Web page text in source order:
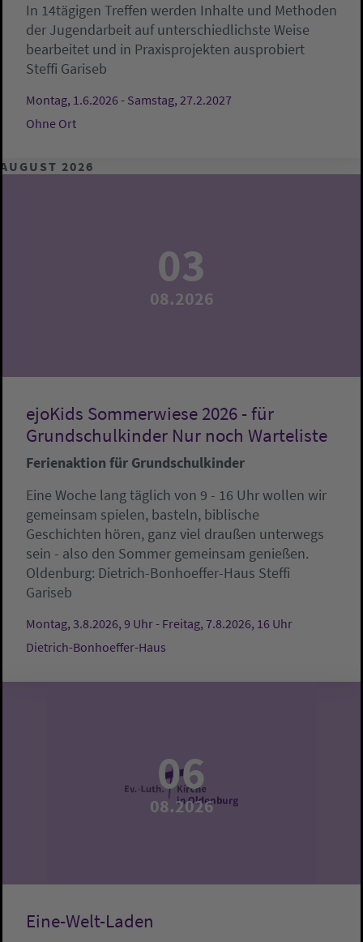
In 14tägigen Treffen werden Inhalte und Methoden
der Jugendarbeit auf unterschiedlichste Weise
bearbeitet und in Praxisprojekten ausprobiert
Steffi Gariseb
Montag, 1.6.2026 - Samstag, 27.2.2027
Ohne Ort
AUGUST 2026
03
08.2026
ejoKids Sommerwiese 2026 - für
Grundschulkinder Nur noch Warteliste
Ferienaktion für Grundschulkinder
Eine Woche lang täglich von 9 - 16 Uhr wollen wir
gemeinsam spielen, basteln, biblische
Geschichten hören, ganz viel draußen unterwegs
sein - also den Sommer gemeinsam genießen.
Oldenburg: Dietrich-Bonhoeffer-Haus Steffi
Gariseb
Montag, 3.8.2026, 9 Uhr - Freitag, 7.8.2026, 16 Uhr
Dietrich-Bonhoeffer-Haus
06
08.2026
Eine-Welt-Laden